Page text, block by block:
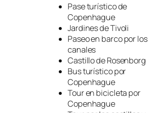
Pase turístico de
Copenhague
Jardines de Tivoli
Paseo en barco por los
canales
Castillo de Rosenborg
Bus turístico por
Copenhague
Tour en bicicleta por
Copenhague